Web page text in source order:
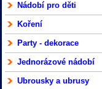
Nádobí pro děti
Koření
Party - dekorace
Jednorázové nádobí
Ubrousky a ubrusy